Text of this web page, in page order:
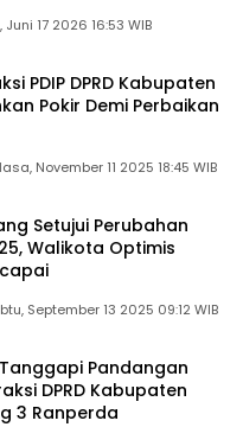
Juni 17 2026 16:53 WIB
PDIP DPRD Kabupaten
Pokir Demi Perbaikan
November 11 2025 18:45 WIB
Setujui Perubahan
Walikota Optimis
September 13 2025 09:12 WIB
Pandangan
DPRD Kabupaten
3 Ranperda